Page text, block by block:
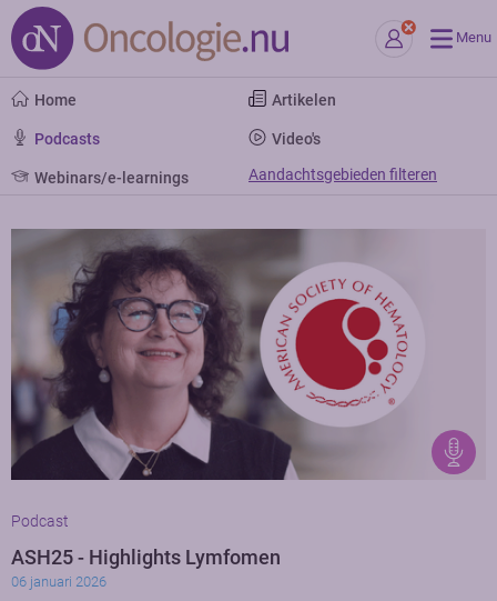
Menu
Home Artikelen
Podcasts Video's
Webinars/e-learnings Aandachtsgebieden filteren
Podcast
ASH25 - Highlights Lymfomen
06 januari 2026